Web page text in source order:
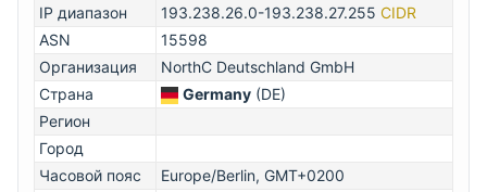
IP диапазон
193.238.26.0-193.238.27.255 CIDR
ASN
15598
Организация
NorthC Deutschland GmbH
Страна
Germany (DE)
Регион
Город
Часовой пояс
Europe/Berlin, GMT+0200